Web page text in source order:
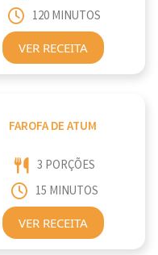
120 MINUTOS
VER RECEITA
FAROFA DE ATUM
3 PORÇÕES
15 MINUTOS
VER RECEITA